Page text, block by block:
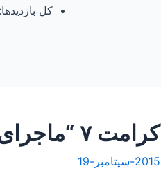
کل بازدیدها:
2015-سپتامبر-19